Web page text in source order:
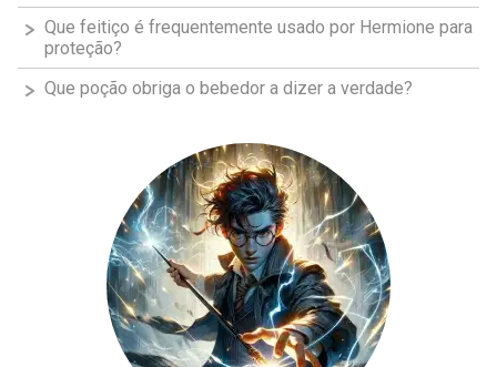
Que feitiço é frequentemente usado por Hermione para
proteção?
Que poção obriga o bebedor a dizer a verdade?